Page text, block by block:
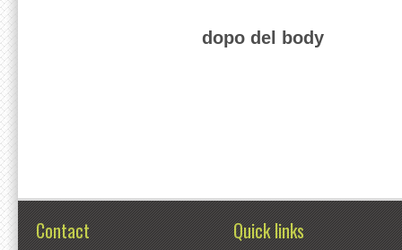
dopo del body
Quick links
Contact